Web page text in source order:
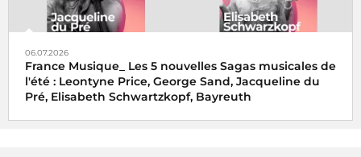
06.07.2026
France Musique_ Les 5 nouvelles Sagas musicales de
l'été : Leontyne Price, George Sand, Jacqueline du
Pré, Elisabeth Schwartzkopf, Bayreuth